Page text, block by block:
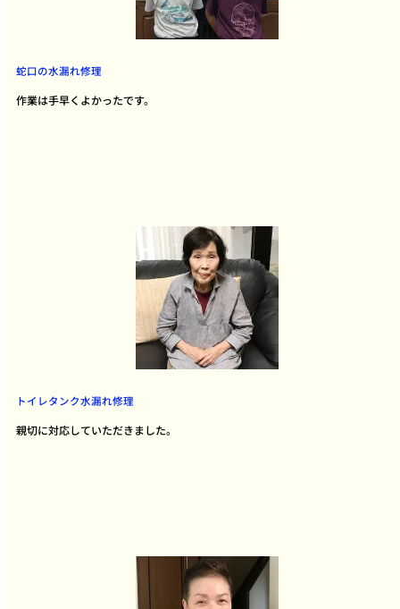
蛇口の水漏れ修理
作業は手早くよかったです。
トイレタンク水漏れ修理
親切に対応していただきました。